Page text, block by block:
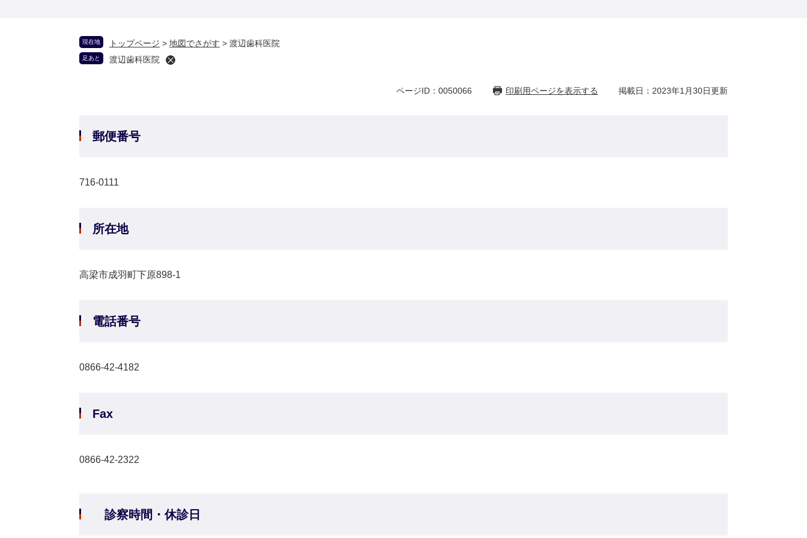
現在地 トップページ > 地図でさがす > 渡辺歯科医院
足あと 渡辺歯科医院
ページID：0050066 印刷用ページを表示する 掲載日：2023年1月30日更新
郵便番号
716-0111
所在地
高梁市成羽町下原898-1
電話番号
0866-42-4182
Fax
0866-42-2322
診察時間・休診日